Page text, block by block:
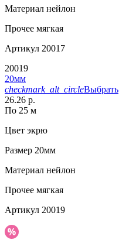
Материал нейлон
Прочее мягкая
Артикул 20017
20019
20мм
checkmark_alt_circleВыбрать
26.26 р.
По 25 м
Цвет экрю
Размер 20мм
Материал нейлон
Прочее мягкая
Артикул 20019